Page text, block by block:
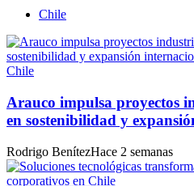
Chile
Chile
Arauco impulsa proyectos
en sostenibilidad y
Rodrigo BenítezHace 2 semanas